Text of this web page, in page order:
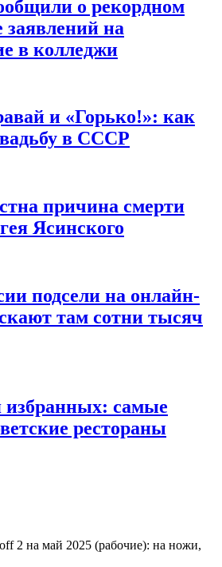
о рекордном
заявлений на
в колледжи
и «Горько!»: как
в СССР
причина смерти
Ясинского
подсели на онлайн-
там сотни тысяч
избранных: самые
рестораны
2 на май 2025 (рабочие): на ножи,